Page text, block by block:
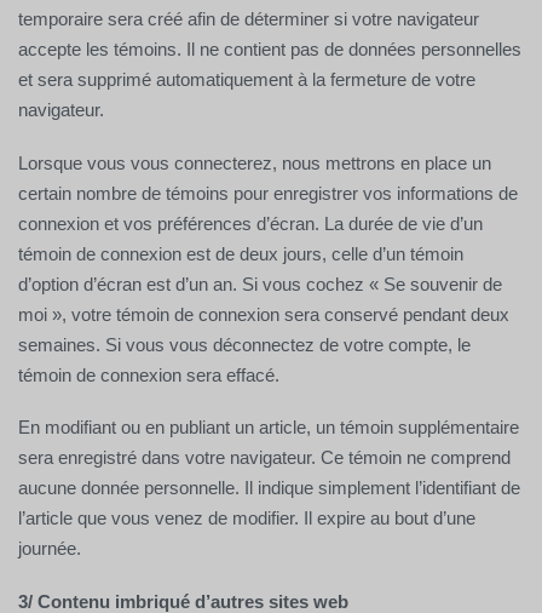
temporaire sera créé afin de déterminer si votre navigateur
accepte les témoins. Il ne contient pas de données personnelles
et sera supprimé automatiquement à la fermeture de votre
navigateur.
Lorsque vous vous connecterez, nous mettrons en place un
certain nombre de témoins pour enregistrer vos informations de
connexion et vos préférences d’écran. La durée de vie d’un
témoin de connexion est de deux jours, celle d’un témoin
d’option d’écran est d’un an. Si vous cochez « Se souvenir de
moi », votre témoin de connexion sera conservé pendant deux
semaines. Si vous vous déconnectez de votre compte, le
témoin de connexion sera effacé.
En modifiant ou en publiant un article, un témoin supplémentaire
sera enregistré dans votre navigateur. Ce témoin ne comprend
aucune donnée personnelle. Il indique simplement l’identifiant de
l’article que vous venez de modifier. Il expire au bout d’une
journée.
3/ Contenu imbriqué d’autres sites web